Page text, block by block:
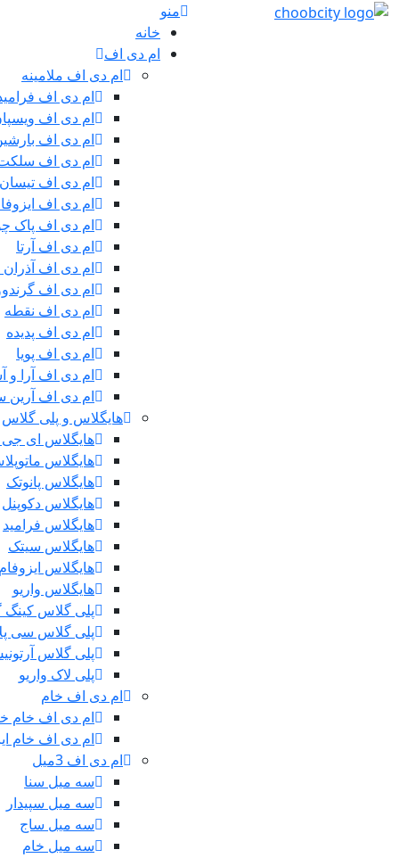
منو
خانه
ام دی اف
ام دی اف ملامینه
ام دی اف
ام دی اف
ام دی اف
ام دی اف
ام دی اف تیسان
ام دی اف
ام دی اف پاک
ام دی اف آرتا
ام دی اف
ام دی اف
ام دی اف نقطه
ام دی اف پدیده
ام دی اف پویا
ام دی اف آرا و
ام دی اف آرین
هایگلاس و پلی گلاس
هایگلاس ای
هایگلاس
هایگلاس پانوتک
هایگلاس دکوپنل
هایگلاس فرامید
هایگلاس سیتک
هایگلاس ایزوفام
هایگلاس واریو
پلی گلاس
پلی گلاس سی
پلی گلاس
پلی لاک واریو
ام دی اف خام
ام دی اف خام
ام دی اف خام
ام دی اف 3میل
سه میل سنا
سه میل سپیدار
سه میل ساج
سه میل خام